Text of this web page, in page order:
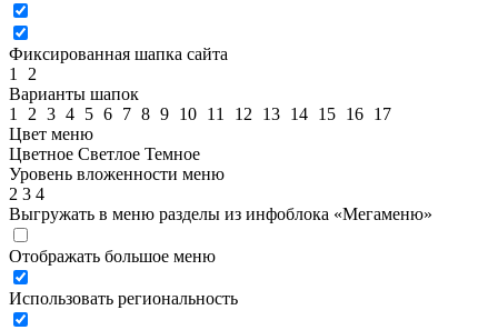
Фиксированная шапка сайта
1
2
Варианты шапок
1
2 3 4 5 6 7 8 9 10 11 12 13 14 15 16 17
Цвет меню
Цветное Светлое Темное
Уровень вложенности меню
2 3 4
Выгружать в меню разделы из инфоблока «Мегаменю»
Отображать большое меню
Использовать региональность